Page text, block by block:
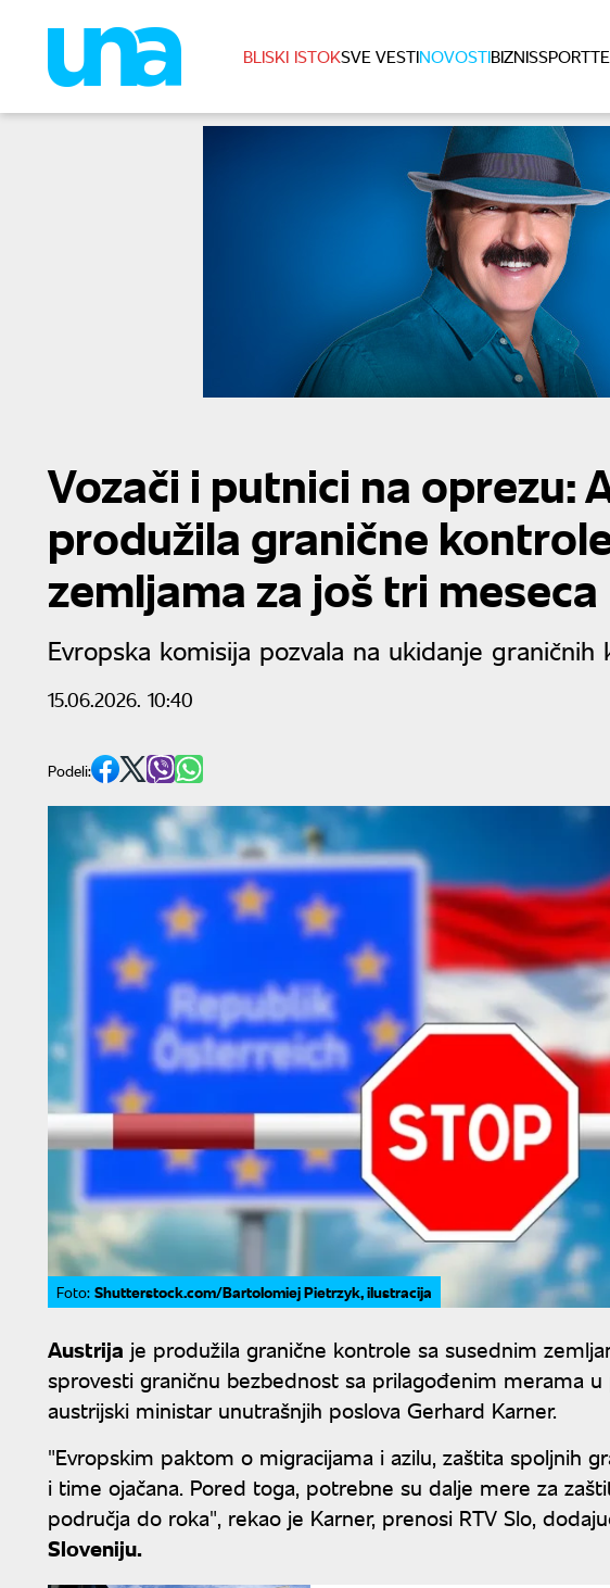
BLISKI ISTOKSVE VESTINOVOSTIBIZNISSPORT
Vozači i putnici na oprezu:
produžila granične
zemljama za još tri meseca
Evropska komisija pozvala na ukidanje graničnih
15.06.2026. 10:40
Podeli:
Foto: Shutterstock.com/Bartolomiej Pietrzyk, ilustracija
Austrija je produžila granične kontrole sa susednim
sprovesti graničnu bezbednost sa prilagođenim merama
austrijski ministar unutrašnjih poslova Gerhard Karner.
"Evropskim paktom o migracijama i azilu, zaštita spoljnih
i time ojačana. Pored toga, potrebne su dalje mere za
područja do roka", rekao je Karner, prenosi RTV Slo,
Sloveniju.